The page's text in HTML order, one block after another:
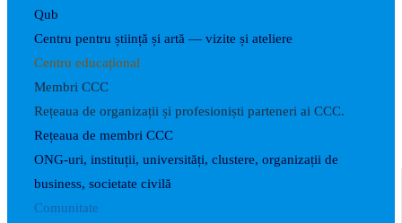
Qub
Centru pentru știință și artă — vizite și ateliere
Centru educațional
Membri CCC
Rețeaua de organizații și profesioniști parteneri ai CCC.
Rețeaua de membri CCC
ONG-uri, instituții, universități, clustere, organizații de
business, societate civilă
Comunitate